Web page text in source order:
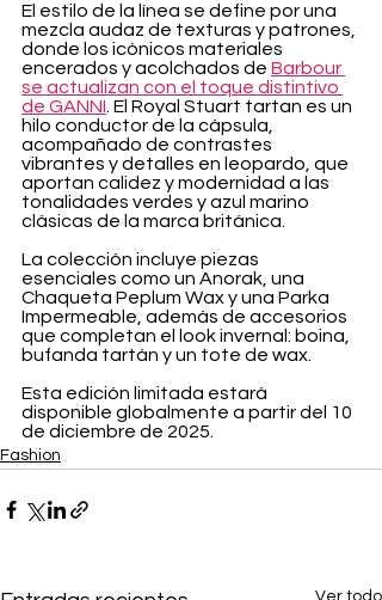
El estilo de la línea se define por una
mezcla audaz de texturas y patrones,
donde los icónicos materiales
encerados y acolchados de Barbour
se actualizan con el toque distintivo
de GANNI . El Royal Stuart tartan es un
hilo conductor de la cápsula,
acompañado de contrastes
vibrantes y detalles en leopardo, que
aportan calidez y modernidad a las
tonalidades verdes y azul marino
clásicas de la marca británica.
La colección incluye piezas
esenciales como un Anorak, una
Chaqueta Peplum Wax y una Parka
Impermeable, además de accesorios
que completan el look invernal: boina,
bufanda tartán y un tote de wax.
Esta edición limitada estará
disponible globalmente a partir del 10
de diciembre de 2025.
Fashion
Ver todo